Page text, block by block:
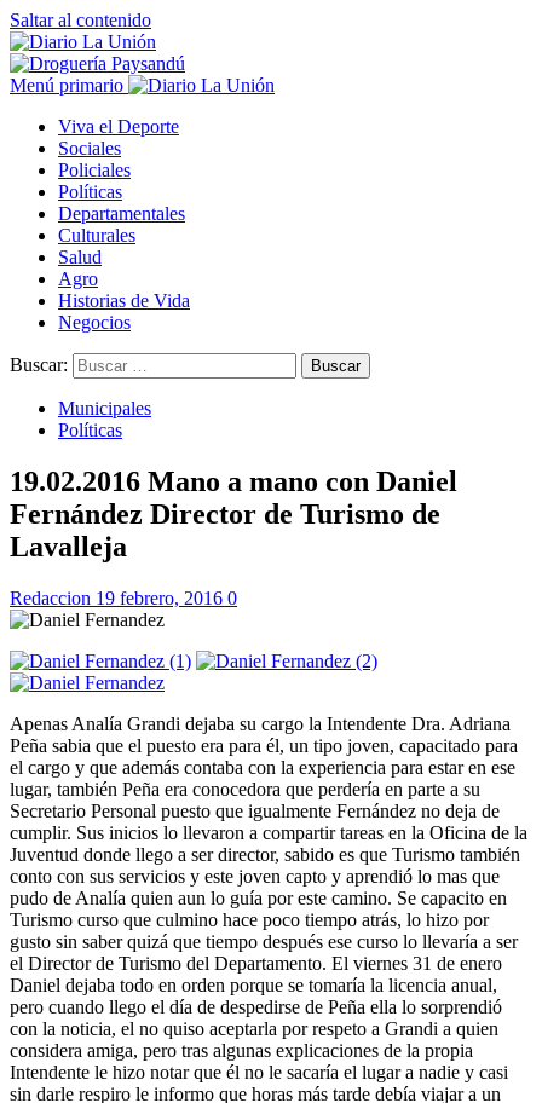
Saltar al contenido
Menú primario
Viva el Deporte
Sociales
Policiales
Políticas
Departamentales
Culturales
Salud
Agro
Historias de Vida
Negocios
Buscar:
Municipales
Políticas
19.02.2016 Mano a mano con Daniel
Fernández Director de Turismo de
Lavalleja
Redaccion 19 febrero, 2016 0
Apenas Analía Grandi dejaba su cargo la Intendente Dra. Adriana
Peña sabia que el puesto era para él, un tipo joven, capacitado para
el cargo y que además contaba con la experiencia para estar en ese
lugar, también Peña era conocedora que perdería en parte a su
Secretario Personal puesto que igualmente Fernández no deja de
cumplir. Sus inicios lo llevaron a compartir tareas en la Oficina de la
Juventud donde llego a ser director, sabido es que Turismo también
conto con sus servicios y este joven capto y aprendió lo mas que
pudo de Analía quien aun lo guía por este camino. Se capacito en
Turismo curso que culmino hace poco tiempo atrás, lo hizo por
gusto sin saber quizá que tiempo después ese curso lo llevaría a ser
el Director de Turismo del Departamento. El viernes 31 de enero
Daniel dejaba todo en orden porque se tomaría la licencia anual,
pero cuando llego el día de despedirse de Peña ella lo sorprendió
con la noticia, el no quiso aceptarla por respeto a Grandi a quien
considera amiga, pero tras algunas explicaciones de la propia
Intendente le hizo notar que él no le sacaría el lugar a nadie y casi
sin darle respiro le informo que horas más tarde debía viajar a un